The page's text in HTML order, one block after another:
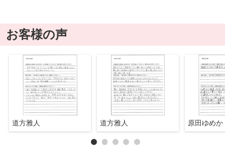
お客様の声
道方雅人 道方雅人 原田ゆめか